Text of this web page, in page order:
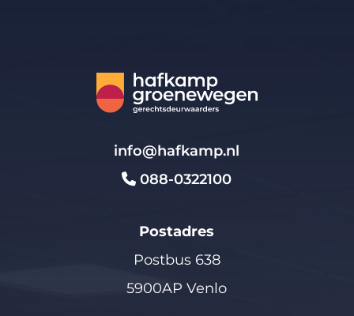
info@hafkamp.nl
088-0322100
Postadres
Postbus 638
5900AP Venlo